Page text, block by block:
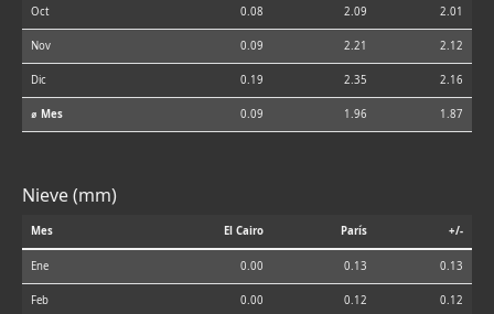
Oct 0.08 2.09 2.01
Nov 0.09 2.21 2.12
Dic 0.19 2.35 2.16
⌀ Mes 0.09 1.96 1.87
Nieve (mm)
Mes El Cairo París +/-
Ene 0.00 0.13 0.13
Feb 0.00 0.12 0.12